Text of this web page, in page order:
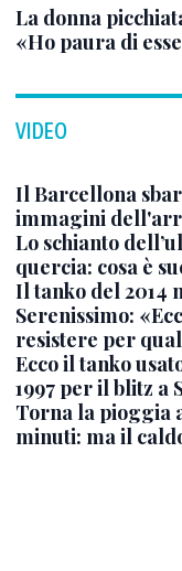
La donna
«Ho paura di
VIDEO
Il Barcellona
immagini
Lo schianto
quercia: cosa è
Il tanko del 2014
Serenissimo:
resistere per
Ecco il tanko
1997 per il blitz a
Torna la pioggia
minuti: ma il